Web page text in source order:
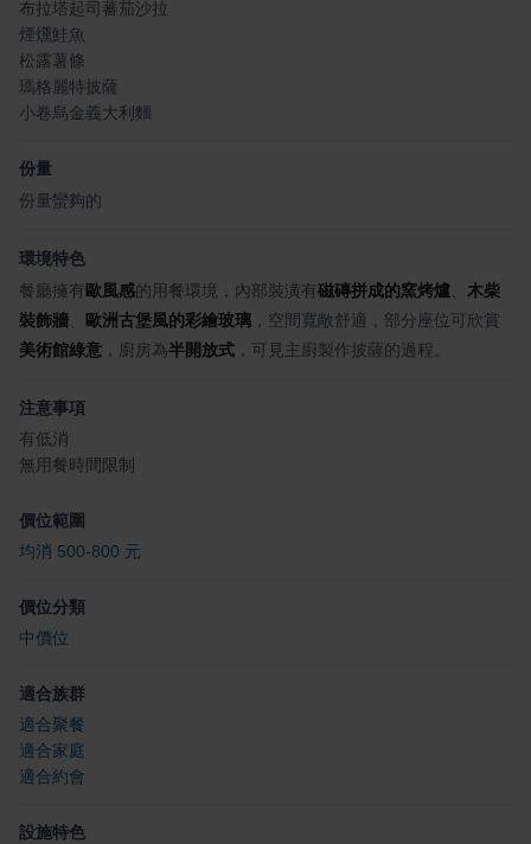
布拉塔起司蕃茄沙拉
煙燻鮭魚
松露薯條
瑪格麗特披薩
小卷烏金義大利麵
份量
份量蠻夠的
環境特色
餐廳擁有 歐風感的用餐環境，內部裝潢有磁磚拼成的窯烤爐、 木柴
裝飾牆、 歐洲古堡風的彩繪玻璃 ，空間寬敞舒適，部分座位可欣賞
美術館綠意 ，廚房為半開放式 ，可見主廚製作披薩的過程。
注意事項
有低消
無用餐時間限制
價位範圍
均消 500-800 元
價位分類
中價位
適合族群
適合聚餐
適合家庭
適合約會
設施特色